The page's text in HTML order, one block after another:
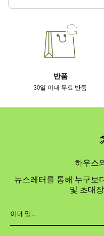
반품
30일 이내 무료 반품
하우스
뉴스레터를 통해 누구보
및 초대